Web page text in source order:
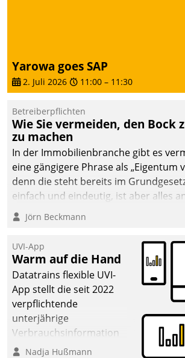
Yarowa goes SAP
2. Juli 2026 11:00 – 11:30
Betreiberpflichten
Wie Sie vermeiden, den Bock
zu machen
In der Immobilienbranche gibt es
eine gängigere Phrase als „Eigentum
denn die steht bereits im
einfach und eindeutig, ist aber alles
Branchenbeschäftigte wissen. Denn
Verantwortung folgen Verpflichtungen.
Jörn Beckmann
UVI-App
Warm auf die Hand
Datatrains flexible UVI-
App stellt die seit 2022
verpflichtende
unterjährige
Verbrauchsinformation
schnell, zuverlässig und
Nadja Hußmann